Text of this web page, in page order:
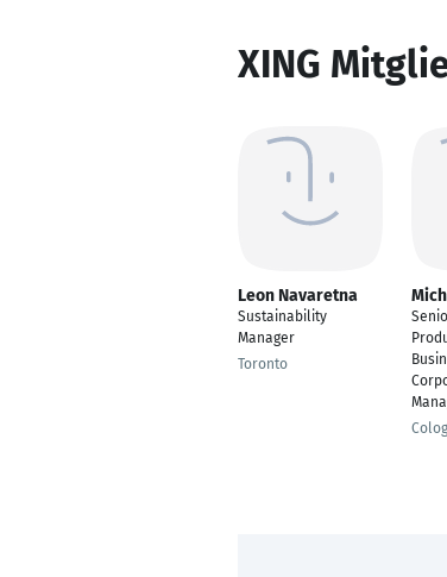
XING
Leon Navaretna
Sustainability
Manager
Toronto